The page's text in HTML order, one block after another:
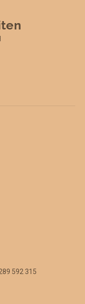
592 315